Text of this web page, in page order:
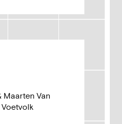
Maarten Van